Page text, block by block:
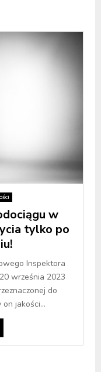
w
tylko po
Inspektora
września 2023
do
jakości...